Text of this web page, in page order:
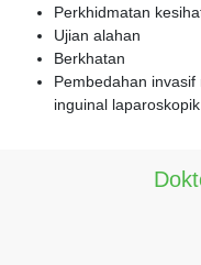
Perkhidmatan
Ujian alahan
Berkhatan
Pembedahan
inguinal laparoskopik